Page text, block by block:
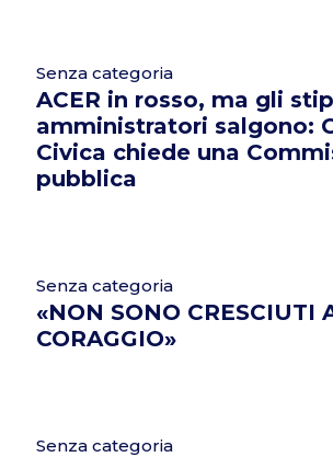
Senza categoria
ACER in rosso, ma gli
amministratori salgono:
Civica chiede una
pubblica
Senza categoria
«NON SONO CRESCIUTI
CORAGGIO»
Senza categoria